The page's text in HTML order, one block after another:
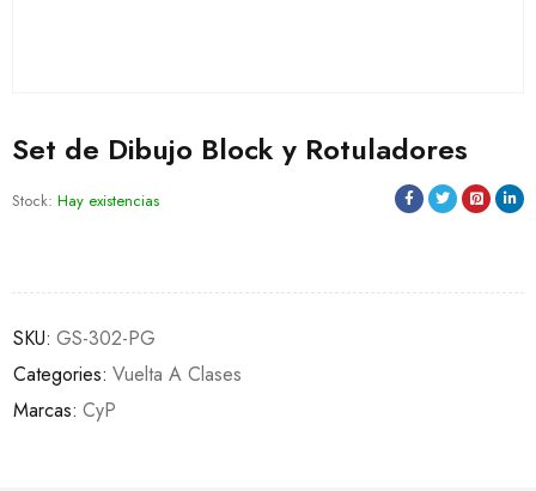
Set de Dibujo Block y Rotuladores
Stock: Hay existencias
SKU: GS-302-PG
Categories: Vuelta A Clases
Marcas: CyP